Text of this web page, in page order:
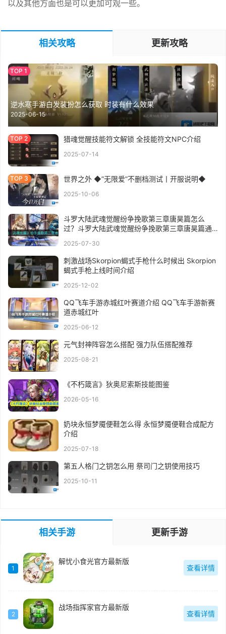
以及其他方面也是可以更加可观一些。
相关攻略 更新攻略
逆水寒手游白发装扮怎么获取 时装有什么效果
2025-06-15
猎魂觉醒技能符文解锁 全技能符文NPC介绍
2025-07-14
世界之外 ◆”无限爱”不删档测试丨开服说明◆
2025-10-06
斗罗大陆武魂觉醒纷争挽歌第三章唐昊篇怎么
过？斗罗大陆武魂觉醒纷争挽歌第三章唐昊篇通
2025-07-30
刺激战场Skorpion蝎式手枪什么时候出 Skorpion
蝎式手枪上线时间介绍
2025-12-02
QQ飞车手游赤城红叶赛道介绍 QQ飞车手游新赛
道赤城红叶
2025-06-12
元气封神阵容怎么搭配 强力队伍搭配推荐
2025-08-21
《不朽箴言》狄奥尼索斯技能图鉴
2026-05-16
奶块永恒梦魇便鞋怎么得 永恒梦魇便鞋合成配方
介绍
2025-07-18
第五人格门之钥怎么用 祭司门之钥使用技巧
2025-10-11
相关手游 更新手游
1
解忧小食光官方最新版
查看详情
2
战场指挥家官方最新版
查看详情